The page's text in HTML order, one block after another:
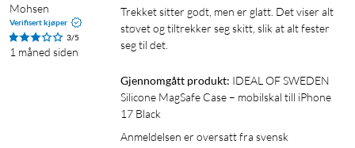
Mohsen
Verifisert kjøper
3/5
1 måned siden
Trekket sitter godt, men er glatt. Det viser alt
støvet og tiltrekker seg skitt, slik at alt fester
seg til det.
Gjennomgått produkt: IDEAL OF SWEDEN
Silicone MagSafe Case – mobilskal till iPhone
17 Black
Anmeldelsen er oversatt fra svensk